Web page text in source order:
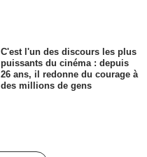
C'est l'un des discours les plus
puissants du cinéma : depuis
26 ans, il redonne du courage à
des millions de gens